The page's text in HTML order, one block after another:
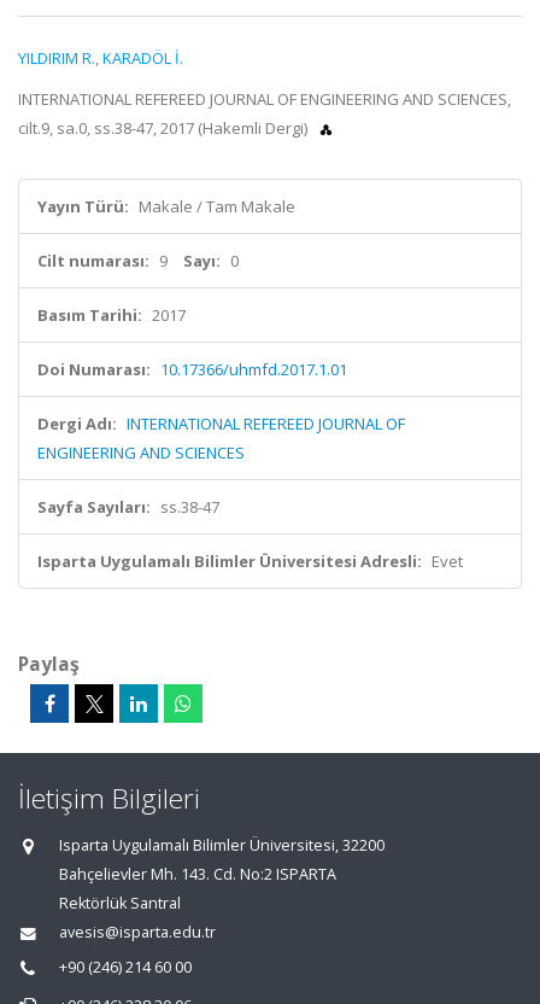
YILDIRIM R.,KARADÖL İ.
INTERNATIONAL REFEREED JOURNAL OF ENGINEERING AND SCIENCES,
cilt.9, sa.0, ss.38-47, 2017 (Hakemli Dergi)
Yayın Türü: Makale / Tam Makale
Cilt numarası: 9 Sayı: 0
Basım Tarihi: 2017
Doi Numarası: 10.17366/uhmfd.2017.1.01
Dergi Adı: INTERNATIONAL REFEREED JOURNAL OF
ENGINEERING AND SCIENCES
Sayfa Sayıları: ss.38-47
Isparta Uygulamalı Bilimler Üniversitesi Adresli: Evet
Paylaş
İletişim Bilgileri
Isparta Uygulamalı Bilimler Üniversitesi, 32200
Bahçelievler Mh. 143. Cd. No:2 ISPARTA
Rektörlük Santral
avesis@isparta.edu.tr
+90 (246) 214 60 00